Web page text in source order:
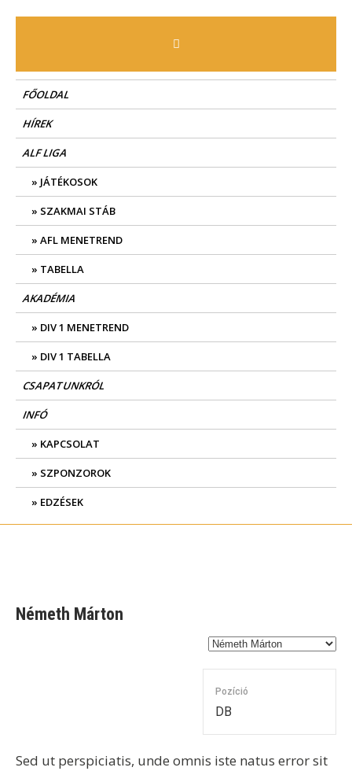
FŐOLDAL
HÍREK
ALF LIGA
JÁTÉKOSOK
SZAKMAI STÁB
AFL MENETREND
TABELLA
AKADÉMIA
DIV 1 MENETREND
DIV 1 TABELLA
CSAPATUNKRÓL
INFÓ
KAPCSOLAT
SZPONZOROK
EDZÉSEK
Németh Márton
Pozíció
DB
Sed ut perspiciatis, unde omnis iste natus error sit